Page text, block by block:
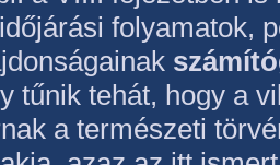
folyamatok,
tűnik tehát, hogy a
a természeti